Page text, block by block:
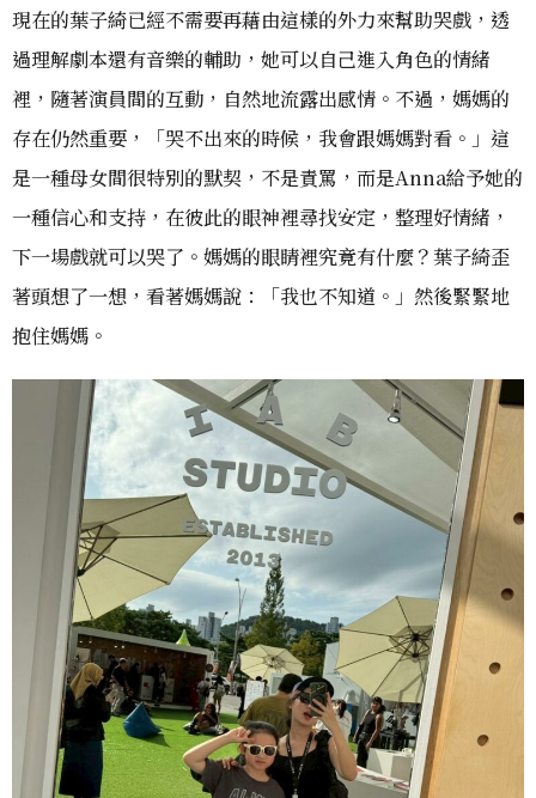
現在的葉子綺已經不需要再藉由這樣的外力來幫助哭戲，透
過理解劇本還有音樂的輔助，她可以自己進入角色的情緒
裡，隨著演員間的互動，自然地流露出感情。不過，媽媽的
存在仍然重要，「哭不出來的時候，我會跟媽媽對看。」這
是一種母女間很特別的默契，不是責罵，而是Anna給予她的
一種信心和支持，在彼此的眼神裡尋找安定，整理好情緒，
下一場戲就可以哭了。媽媽的眼睛裡究竟有什麼？葉子綺歪
著頭想了一想，看著媽媽說：「我也不知道。」然後緊緊地
抱住媽媽。